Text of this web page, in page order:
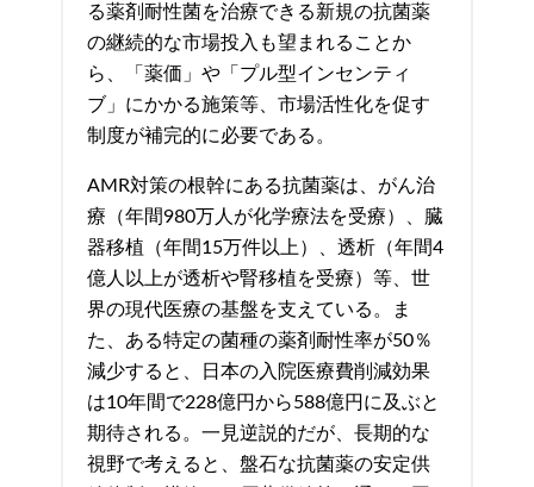
る薬剤耐性菌を治療できる新規の抗菌薬
の継続的な市場投入も望まれることか
ら、「薬価」や「プル型インセンティ
ブ」にかかる施策等、市場活性化を促す
制度が補完的に必要である。
AMR対策の根幹にある抗菌薬は、がん治
療（年間980万人が化学療法を受療）、臓
器移植（年間15万件以上）、透析（年間4
億人以上が透析や腎移植を受療）等、世
界の現代医療の基盤を支えている。ま
た、ある特定の菌種の薬剤耐性率が50％
減少すると、日本の入院医療費削減効果
は10年間で228億円から588億円に及ぶと
期待される。一見逆説的だが、長期的な
視野で考えると、盤石な抗菌薬の安定供